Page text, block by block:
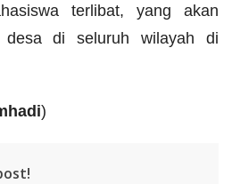
terlibat, yang akan
di seluruh wilayah di
)